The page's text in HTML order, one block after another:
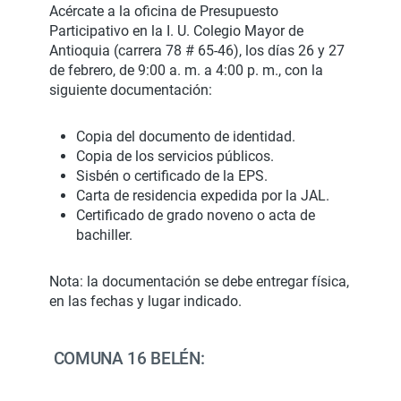
Acércate a la oficina de Presupuesto
Participativo en la I. U. Colegio Mayor de
Antioquia (carrera 78 # 65-46), los días 26 y 27
de febrero, de 9:00 a. m. a 4:00 p. m., con la
siguiente documentación:
Copia del documento de identidad.
Copia de los servicios públicos.
Sisbén o certificado de la EPS.
Carta de residencia expedida por la JAL.
Certificado de grado noveno o acta de
bachiller.
Nota: la documentación se debe entregar física,
en las fechas y lugar indicado.
COMUNA 16 BELÉN: